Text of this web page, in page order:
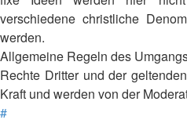
verschiedene christliche
werden.
Allgemeine Regeln des
Rechte Dritter und der
Kraft und werden von der
#